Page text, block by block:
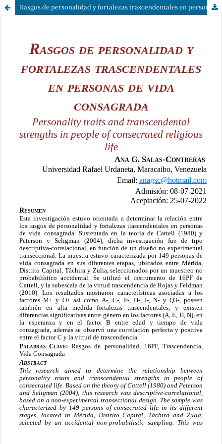
Rasgos de personalidad y fortalezas trascendentales en personas de vida consagrada